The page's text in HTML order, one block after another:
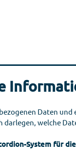
Daten und
welche
System für